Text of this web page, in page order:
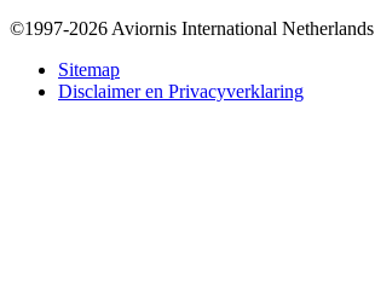
Bottom
©1997-2026 Aviornis International Netherlands
Sitemap
Disclaimer en Privacyverklaring